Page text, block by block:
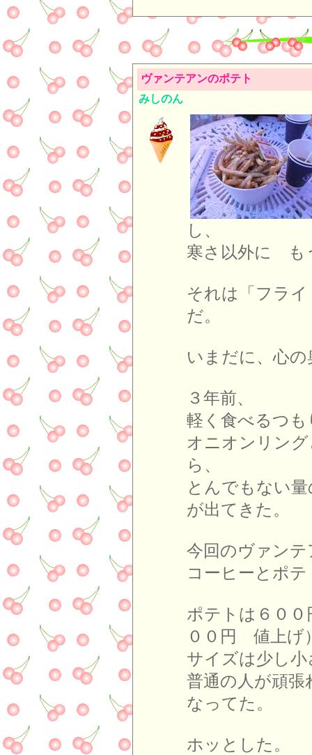
ヴァンテアンのポテト
みしのん
し
寒さ以外に も
それは「フラ
だ。
いまだに、心
３年前、
軽く食べるつも
オニオンリン
ら、
とんでもない
が出てきた。
今回のヴァン
コーヒーとポ
ポテトは６０
００円 値上げ
サイズは少し
普通の人が頑
なってた。
ホッとした。